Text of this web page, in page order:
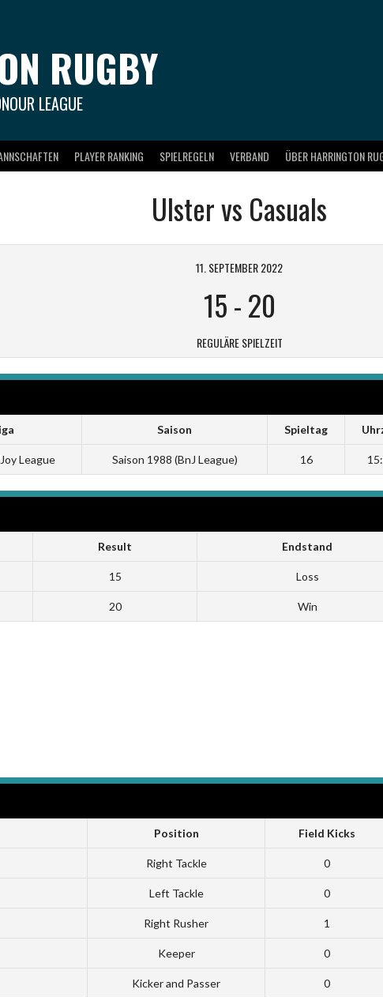
RUGBY
LEAGUE
PLAYER RANKING SPIELREGELN VERBAND ÜBER HARRINGTON
Ulster vs Casuals
11. SEPTEMBER 2022
15-20
REGULÄRE SPIELZEIT
Saison Spieltag
League Saison 1988 (BnJ League) 16
Result Endstand
15 Loss
20 Win
Position Field Kicks
Right Tackle 0
Left Tackle 0
Right Rusher 1
Keeper 0
Kicker and Passer 0